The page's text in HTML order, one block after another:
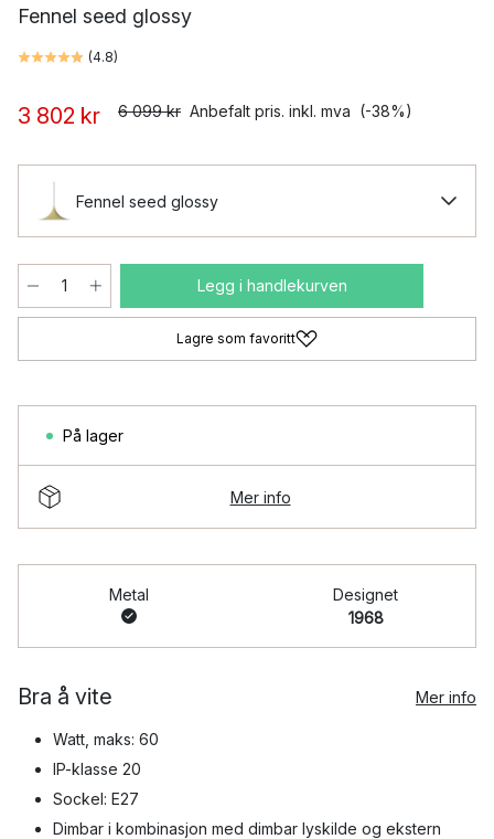
Fennel seed glossy ​
(4.8)
3 802 kr 6 099 kr Anbefalt pris. inkl. mva (-38%)
Fennel seed glossy ​
Legg i handlekurven
Lagre som favoritt
På lager
Mer info
Metal
Designet
1968
Bra å vite Mer info
Watt, maks: 60
IP-klasse 20
Sockel: E27
Dimbar i kombinasjon med dimbar lyskilde og ekstern